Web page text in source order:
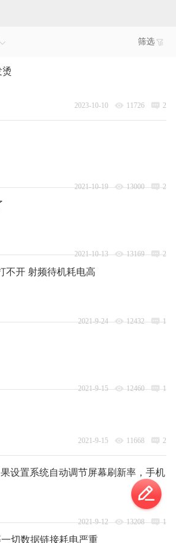
筛选
2023-10-10 11726 2
2021-10-19 13000 2
2021-10-13 13169 2
不开 射频待机耗电高
2021-9-24 12432 1
2021-9-15 12460 1
2021-9-15 11668 2
设置系统自动调节屏幕刷新率，手机
2021-9-12 13208 1
切数据链接耗电严重